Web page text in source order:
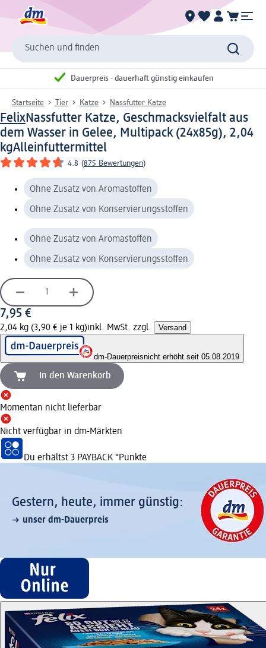
Suchen und finden
Dauerpreis - dauerhaft günstig einkaufen
Startseite Tier Katze Nassfutter Katze
FelixNassfutter Katze, Geschmacksvielfalt aus
dem Wasser in Gelee, Multipack (24x85g), 2,04
kgAlleinfuttermittel
4.8 (875 Bewertungen)
Ohne Zusatz von Aromastoffen
Ohne Zusatz von Konservierungsstoffen
Ohne Zusatz von Aromastoffen
Ohne Zusatz von Konservierungsstoffen
7,95 €
2,04 kg (3,90 € je 1 kg)inkl. MwSt. zzgl. Versand
dm-Dauerpreisnicht erhöht seit 05.08.2019
In den Warenkorb
Momentan nicht lieferbar
Nicht verfügbar in dm-Märkten
Du erhältst 3 PAYBACK °Punkte
Gestern, heute, immer günstig:
unser dm-Dauerpreis